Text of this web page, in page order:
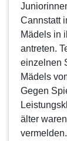
Juniorinnen
Cannstatt
Mädels in
antreten.
einzelnen
Mädels
Gegen
älter